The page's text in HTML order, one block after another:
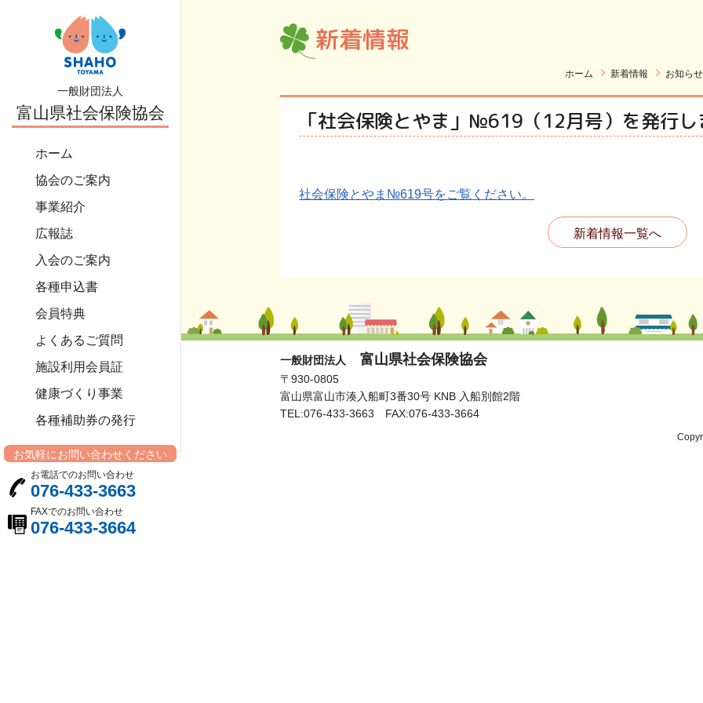
一般財団法人
富山県社会保険協会
ホーム
協会のご案内
事業紹介
広報誌
入会のご案内
各種申込書
会員特典
よくあるご質問
施設利用会員証
健康づくり事業
各種補助券の発行
お気軽にお問い合わせください
お電話でのお問い合わせ
076-433-3663
FAXでのお問い合わせ
076-433-3664
新着情報
ホーム 新着情報 お知らせ
「社会保険とやま」№619（12月号）を発行
社会保険とやま№619号をご覧ください。
新着情報一覧へ
一般財団法人 富山県社会保険協会
〒930-0805
富山県富山市湊入船町3番30号 KNB 入船別館2階
TEL:076-433-3663 FAX:076-433-3664